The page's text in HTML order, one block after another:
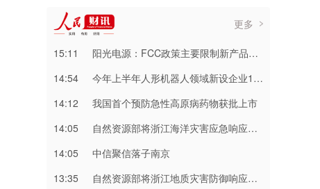
更多
15:11
阳光电源：FCC政策主要限制新产品认证 公司目前在美销售的光伏逆变器、储能系统不受影响
14:54
今年上半年人形机器人领域新设企业11.6万户
14:12
我国首个预防急性高原病药物获批上市
14:05
自然资源部将浙江海洋灾害应急响应升级为二级，福建上海海洋灾害应急响应升级为三级
14:05
中信聚信落子南京
13:35
自然资源部将浙江地质灾害防御响应提升至Ⅲ级，对安徽启动Ⅳ级响应